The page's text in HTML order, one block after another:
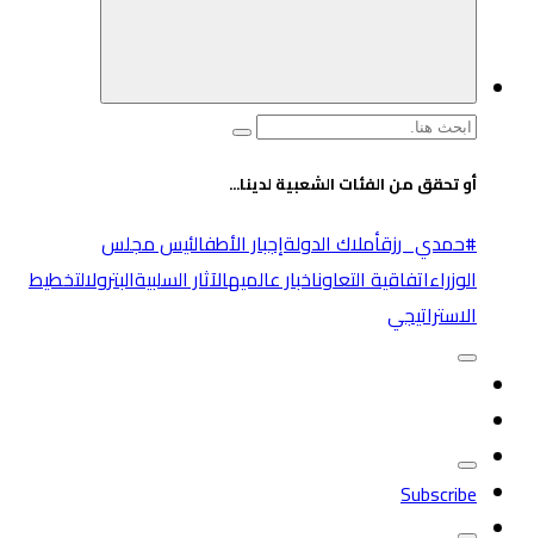
البحث
أو تحقق من الفئات الشعبية لدينا...
#حمدي_رزقأملاك الدولةإجبار الأطفالئيس مجلس
الوزراءاتفاقية التعاوناخبار عالميهالآثار السلبيةالبترولالتخطيط
الاستراتيجي
Subscribe